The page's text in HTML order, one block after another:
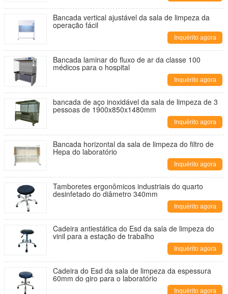
Bancada vertical ajustável da sala de limpeza da
operação fácil
Inquérito agora
Bancada laminar do fluxo de ar da classe 100
médicos para o hospital
Inquérito agora
bancada de aço inoxidável da sala de limpeza de 3
pessoas de 1900x850x1480mm
Inquérito agora
Bancada horizontal da sala de limpeza do filtro de
Hepa do laboratório
Inquérito agora
Tamboretes ergonômicos industriais do quarto
desinfetado do diâmetro 340mm
Inquérito agora
Cadeira antiestática do Esd da sala de limpeza do
vinil para a estação de trabalho
Inquérito agora
Cadeira do Esd da sala de limpeza da espessura
60mm do giro para o laboratório
Inquérito agora